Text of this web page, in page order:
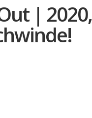
| 2020,